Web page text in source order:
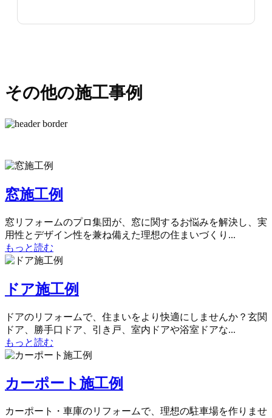
その他の施工事例
窓施工例
窓リフォームのプロ集団が、窓に関するお悩みを解決し、実
用性とデザイン性を兼ね備えた理想の住まいづくり...
もっと読む
ドア施工例
ドアのリフォームで、住まいをより快適にしませんか？玄関
ドア、勝手口ドア、引き戸、室内ドアや浴室ドアな...
もっと読む
カーポート施工例
カーポート・車庫のリフォームで、理想の駐車場を作りませ